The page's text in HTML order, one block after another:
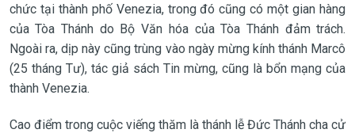
chức tại thành phố Venezia, trong đó cũng có một gian hàng
của Tòa Thánh do Bộ Văn hóa của Tòa Thánh đảm trách.
Ngoài ra, dịp này cũng trùng vào ngày mừng kính thánh Marcô
(25 tháng Tư), tác giả sách Tin mừng, cũng là bổn mạng của
thành Venezia.
Cao điểm trong cuộc viếng thăm là thánh lễ Đức Thánh cha cử